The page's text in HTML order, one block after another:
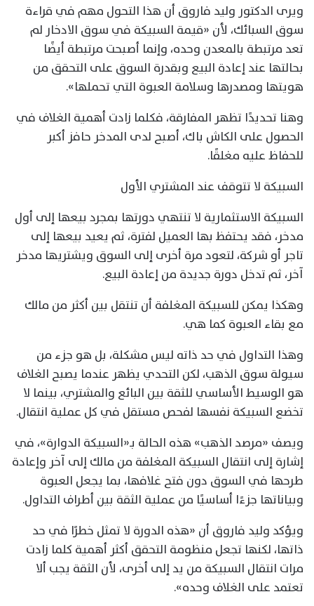
ويرى الدكتور وليد فاروق أن هذا التحول مهم في قراءة
سوق السبائك، لأن «قيمة السبيكة في سوق الادخار لم
تعد مرتبطة بالمعدن وحده، وإنما أصبحت مرتبطة أيضًا
بحالتها عند إعادة البيع وبقدرة السوق على التحقق من
هويتها ومصدرها وسلامة العبوة التي تحملها».
وهنا تحديدًا تظهر المفارقة، فكلما زادت أهمية الغلاف في
الحصول على الكاش باك، أصبح لدى المدخر حافز أكبر
للحفاظ عليه مغلقًا.
السبيكة لا تتوقف عند المشتري الأول
السبيكة الاستثمارية لا تنتهي دورتها بمجرد بيعها إلى أول
مدخر، فقد يحتفظ بها العميل لفترة، ثم يعيد بيعها إلى
تاجر أو شركة، لتعود مرة أخرى إلى السوق ويشتريها مدخر
آخر، ثم تدخل دورة جديدة من إعادة البيع.
وهكذا يمكن للسبيكة المغلفة أن تنتقل بين أكثر من مالك
مع بقاء العبوة كما هي.
وهذا التداول في حد ذاته ليس مشكلة، بل هو جزء من
سيولة سوق الذهب، لكن التحدي يظهر عندما يصبح الغلاف
هو الوسيط الأساسي للثقة بين البائع والمشتري، بينما لا
تخضع السبيكة نفسها لفحص مستقل في كل عملية انتقال.
ويصف «مرصد الذهب» هذه الحالة بـ«السبيكة الدوارة»، في
إشارة إلى انتقال السبيكة المغلفة من مالك إلى آخر وإعادة
طرحها في السوق دون فتح غلافها، بما يجعل العبوة
وبياناتها جزءًا أساسيًا من عملية الثقة بين أطراف التداول.
ويؤكد وليد فاروق أن «هذه الدورة لا تمثل خطرًا في حد
ذاتها، لكنها تجعل منظومة التحقق أكثر أهمية كلما زادت
مرات انتقال السبيكة من يد إلى أخرى، لأن الثقة يجب ألا
تعتمد على الغلاف وحده».